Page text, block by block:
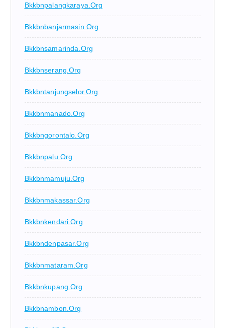
Bkkbnpalangkaraya.org
Bkkbnbanjarmasin.org
Bkkbnsamarinda.org
Bkkbnserang.org
Bkkbntanjungselor.org
Bkkbnmanado.org
Bkkbngorontalo.org
Bkkbnpalu.org
Bkkbnmamuju.org
Bkkbnmakassar.org
Bkkbnkendari.org
Bkkbndenpasar.org
Bkkbnmataram.org
Bkkbnkupang.org
Bkkbnambon.org